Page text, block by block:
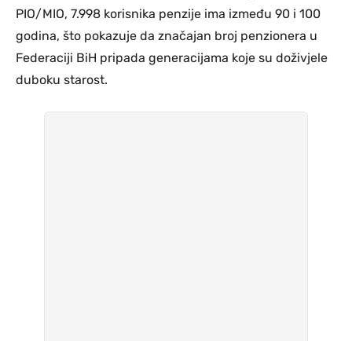
PIO/MIO, 7.998 korisnika penzije ima između 90 i 100
godina, što pokazuje da značajan broj penzionera u
Federaciji BiH pripada generacijama koje su doživjele
duboku starost.